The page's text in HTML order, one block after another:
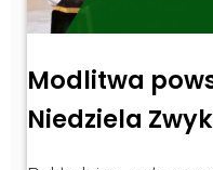
Modlitwa
Niedziela